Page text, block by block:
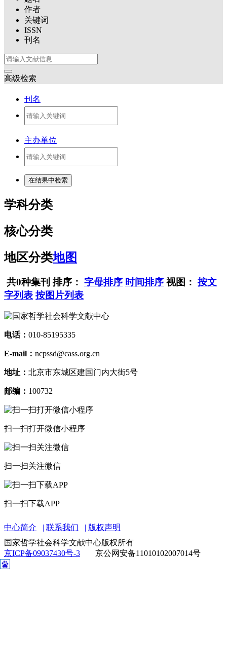
作者
关键词
ISSN
刊名
高级检索
刊名
主办单位
学科分类
核心分类
地区分类地图
共0种集刊 排序： 字母排序 时间排序 视图： 按文
字列表 按图片列表
电话： 010-85195335
E-mail： ncpssd@cass.org.cn
地址： 北京市东城区建国门内大街5号
邮编： 100732
扫一扫打开微信小程序
扫一扫关注微信
扫一扫下载APP
中心简介 联系我们
版权声明
国家哲学社会科学文献中心版权所有
京ICP备09037430号-3
京公网安备11010102007014号